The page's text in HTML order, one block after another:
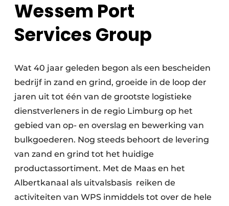
Wessem Port
Services Group
Wat 40 jaar geleden begon als een bescheiden
bedrijf in zand en grind, groeide in de loop der
jaren uit tot één van de grootste logistieke
dienstverleners in de regio Limburg op het
gebied van op- en overslag en bewerking van
bulkgoederen. Nog steeds behoort de levering
van zand en grind tot het huidige
productassortiment. Met de Maas en het
Albertkanaal als uitvalsbasis reiken de
activiteiten van WPS inmiddels tot over de hele